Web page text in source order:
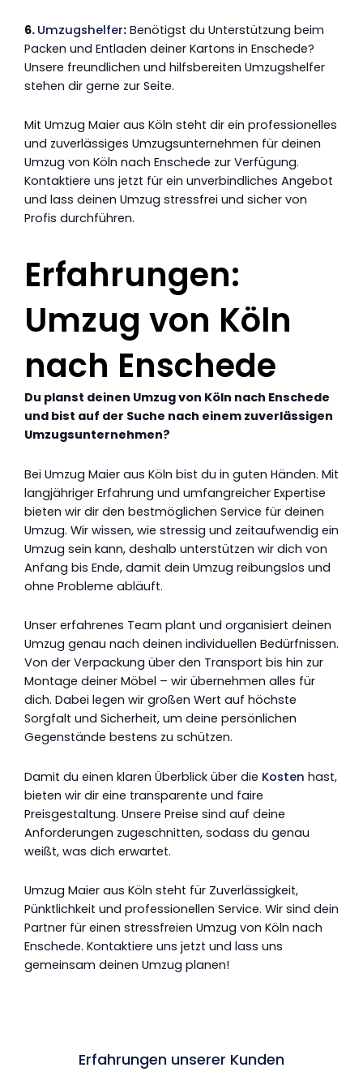
6. Umzugshelfer: Benötigst du Unterstützung beim
Packen und Entladen deiner Kartons in Enschede?
Unsere freundlichen und hilfsbereiten Umzugshelfer
stehen dir gerne zur Seite.
Mit Umzug Maier aus Köln steht dir ein professionelles
und zuverlässiges Umzugsunternehmen für deinen
Umzug von Köln nach Enschede zur Verfügung.
Kontaktiere uns jetzt für ein unverbindliches Angebot
und lass deinen Umzug stressfrei und sicher von
Profis durchführen.
Erfahrungen:
Umzug von Köln
nach Enschede
Du planst deinen Umzug von Köln nach Enschede
und bist auf der Suche nach einem zuverlässigen
Umzugsunternehmen?
Bei Umzug Maier aus Köln bist du in guten Händen. Mit
langjähriger Erfahrung und umfangreicher Expertise
bieten wir dir den bestmöglichen Service für deinen
Umzug. Wir wissen, wie stressig und zeitaufwendig ein
Umzug sein kann, deshalb unterstützen wir dich von
Anfang bis Ende, damit dein Umzug reibungslos und
ohne Probleme abläuft.
Unser erfahrenes Team plant und organisiert deinen
Umzug genau nach deinen individuellen Bedürfnissen.
Von der Verpackung über den Transport bis hin zur
Montage deiner Möbel – wir übernehmen alles für
dich. Dabei legen wir großen Wert auf höchste
Sorgfalt und Sicherheit, um deine persönlichen
Gegenstände bestens zu schützen.
Damit du einen klaren Überblick über die Kosten hast,
bieten wir dir eine transparente und faire
Preisgestaltung. Unsere Preise sind auf deine
Anforderungen zugeschnitten, sodass du genau
weißt, was dich erwartet.
Umzug Maier aus Köln steht für Zuverlässigkeit,
Pünktlichkeit und professionellen Service. Wir sind dein
Partner für einen stressfreien Umzug von Köln nach
Enschede. Kontaktiere uns jetzt und lass uns
gemeinsam deinen Umzug planen!
Erfahrungen unserer Kunden